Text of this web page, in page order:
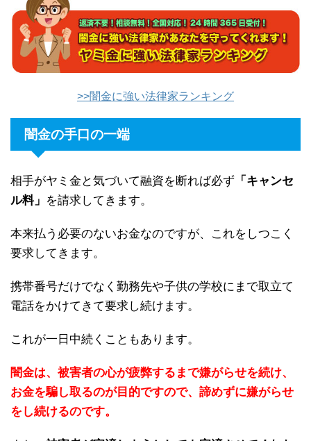
>>闇金に強い法律家ランキング
闇金の手口の一端
相手がヤミ金と気づいて融資を断れば必ず 「キャンセ
ル料」 を請求してきます。
本来払う必要のないお金なのですが、これをしつこく
要求してきます。
携帯番号だけでなく勤務先や子供の学校にまで取立て
電話をかけてきて要求し続けます。
これが一日中続くこともあります。
闇金は、被害者の心が疲弊するまで嫌がらせを続け、
お金を騙し取るのが目的ですので、諦めずに嫌がらせ
をし続けるのです。